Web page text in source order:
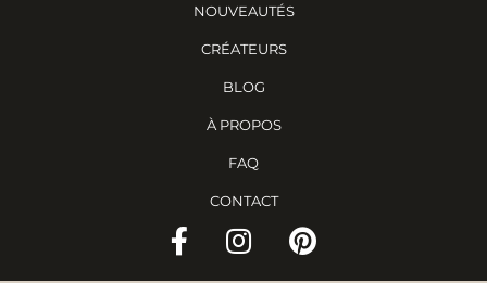
NOUVEAUTÉS
CRÉATEURS
BLOG
À PROPOS
FAQ
CONTACT